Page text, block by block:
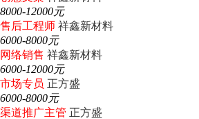
8000-12000元
售后工程师 祥鑫新材料
6000-8000元
网络销售 祥鑫新材料
6000-12000元
市场专员 正方盛
6000-8000元
渠道推广主管 正方盛